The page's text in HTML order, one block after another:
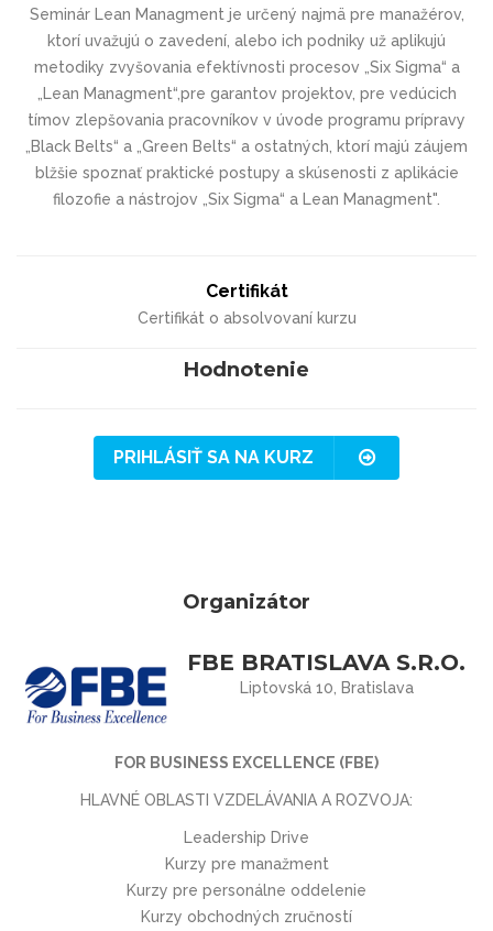
Seminár Lean Managment je určený najmä pre manažérov,
ktorí uvažujú o zavedení, alebo ich podniky už aplikujú
metodiky zvyšovania efektívnosti procesov „Six Sigma“ a
„Lean Managment“,pre garantov projektov, pre vedúcich
tímov zlepšovania pracovníkov v úvode programu prípravy
„Black Belts“ a „Green Belts“ a ostatných, ktorí majú záujem
blžšie spoznať praktické postupy a skúsenosti z aplikácie
filozofie a nástrojov „Six Sigma“ a Lean Managment".
Certifikát
Certifikát o absolvovaní kurzu
Hodnotenie
PRIHLÁSIŤ SA NA KURZ
Organizátor
FBE BRATISLAVA S.R.O.
Liptovská 10, Bratislava
FOR BUSINESS EXCELLENCE (FBE)
HLAVNÉ OBLASTI VZDELÁVANIA A ROZVOJA:
Leadership Drive
Kurzy pre manažment
Kurzy pre personálne oddelenie
Kurzy obchodných zručností